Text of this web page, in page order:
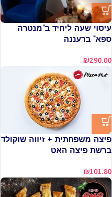
עיסוי שעה ליחיד ב"מנטרה
ספא" ברעננה
₪290.00
פיצה משפחתית + זיווה שוקולד
ברשת פיצה האט
₪101.80